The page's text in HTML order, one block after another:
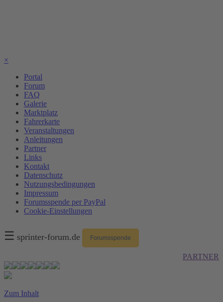
×
Portal
Forum
FAQ
Galerie
Marktplatz
Fahrerkarte
Veranstaltungen
Anleitungen
Partner
Links
Kontakt
Datenschutz
Nutzungsbedingungen
Impressum
Forumsspende per PayPal
Cookie-Einstellungen
☰ sprinter-forum.de Forumsspende
PARTNER
Zum Inhalt